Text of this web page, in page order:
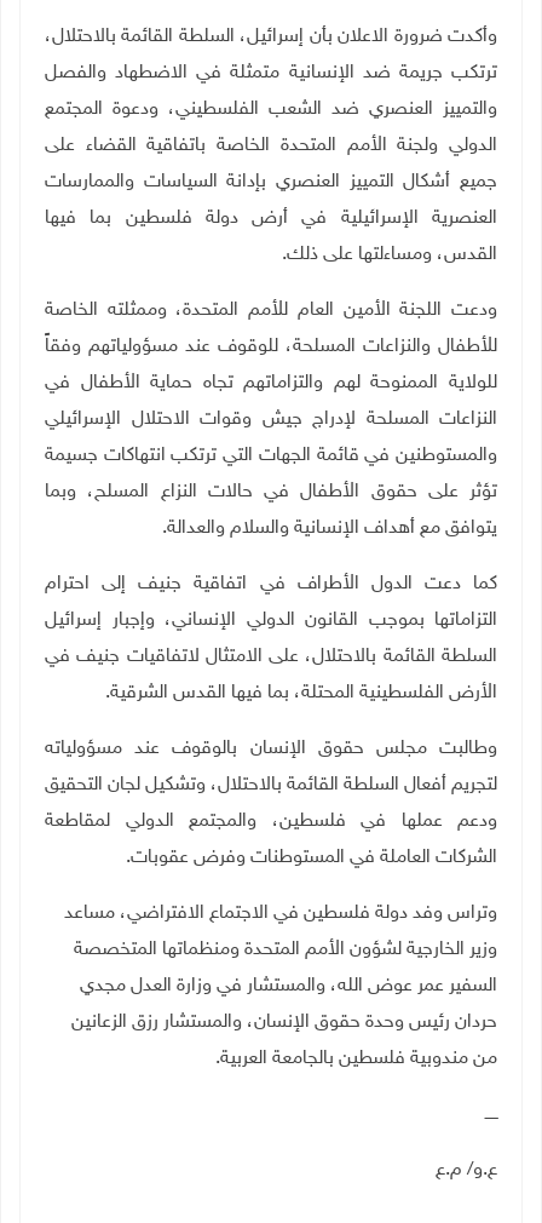
وأكدت ضرورة الاعلان بأن إسرائيل، السلطة القائمة بالاحتلال،
ترتكب جريمة ضد الإنسانية متمثلة في الاضطهاد والفصل
والتمييز العنصري ضد الشعب الفلسطيني، ودعوة المجتمع
الدولي ولجنة الأمم المتحدة الخاصة باتفاقية القضاء على
جميع أشكال التمييز العنصري بإدانة السياسات والممارسات
العنصرية الإسرائيلية في أرض دولة فلسطين بما فيها
القدس، ومساءلتها على ذلك.
ودعت اللجنة الأمين العام للأمم المتحدة، وممثلته الخاصة
للأطفال والنزاعات المسلحة، للوقوف عند مسؤولياتهم وفقاً
للولاية الممنوحة لهم والتزاماتهم تجاه حماية الأطفال في
النزاعات المسلحة لإدراج جيش وقوات الاحتلال الإسرائيلي
والمستوطنين في قائمة الجهات التي ترتكب انتهاكات جسيمة
تؤثر على حقوق الأطفال في حالات النزاع المسلح، وبما
يتوافق مع أهداف الإنسانية والسلام والعدالة.
كما دعت الدول الأطراف في اتفاقية جنيف إلى احترام
التزاماتها بموجب القانون الدولي الإنساني، وإجبار إسرائيل
السلطة القائمة بالاحتلال، على الامتثال لاتفاقيات جنيف في
الأرض الفلسطينية المحتلة، بما فيها القدس الشرقية.
وطالبت مجلس حقوق الإنسان بالوقوف عند مسؤولياته
لتجريم أفعال السلطة القائمة بالاحتلال، وتشكيل لجان التحقيق
ودعم عملها في فلسطين، والمجتمع الدولي لمقاطعة
الشركات العاملة في المستوطنات وفرض عقوبات.
وتراس وفد دولة فلسطين في الاجتماع الافتراضي، مساعد
وزير الخارجية لشؤون الأمم المتحدة ومنظماتها المتخصصة
السفير عمر عوض الله، والمستشار في وزارة العدل مجدي
حردان رئيس وحدة حقوق الإنسان، والمستشار رزق الزعانين
من مندوبية فلسطين بالجامعة العربية.
ـــــ
ع.و/ م.ع